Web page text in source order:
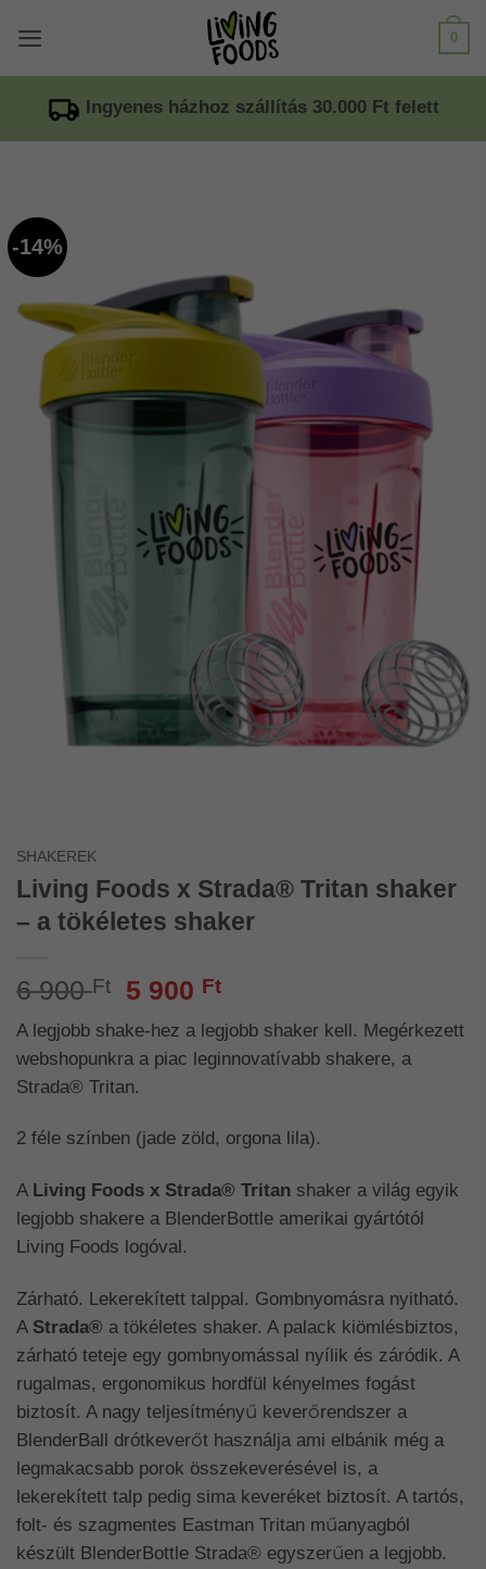
0
Ingyenes házhoz szállítás 30.000 Ft felett
-14%
SHAKEREK
Living Foods x Strada® Tritan shaker
– a tökéletes shaker
6 900Ft
Original
was:
6
900 Ft.
5 900 FtCurrent
is:
5
A legjobb shake-hez a legjobb shaker kell. Megérkezett
webshopunkra a piac leginnovatívabb shakere, a
Strada® Tritan.
2 féle színben (jade zöld, orgona lila).
A Living Foods x Strada® Tritan shaker a világ egyik
legjobb shakere a BlenderBottle amerikai gyártótól
Living Foods logóval.
Zárható. Lekerekített talppal. Gombnyomásra nyitható.
A Strada® a tökéletes shaker. A palack kiömlésbiztos,
zárható teteje egy gombnyomással nyílik és záródik. A
rugalmas, ergonomikus hordfül kényelmes fogást
biztosít. A nagy teljesítményű keverőrendszer a
BlenderBall drótkeverőt használja ami elbánik még a
legmakacsabb porok összekeverésével is, a
lekerekített talp pedig sima keveréket biztosít. A tartós,
folt- és szagmentes Eastman Tritan műanyagból
készült BlenderBottle Strada® egyszerűen a legjobb.